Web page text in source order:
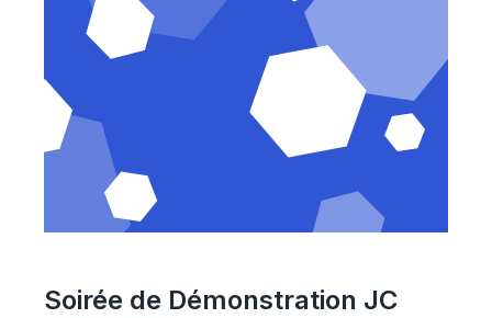
Soirée de Démonstration JC